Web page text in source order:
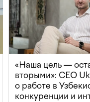
«Наша цель —
вторыми»: CEO
о работе в
конкуренции и